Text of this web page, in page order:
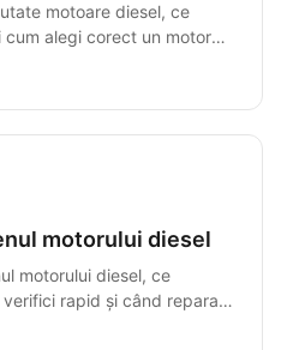
motoare diesel, ce
alegi corect un motor
motorului diesel
motorului diesel, ce
rapid și când reparația